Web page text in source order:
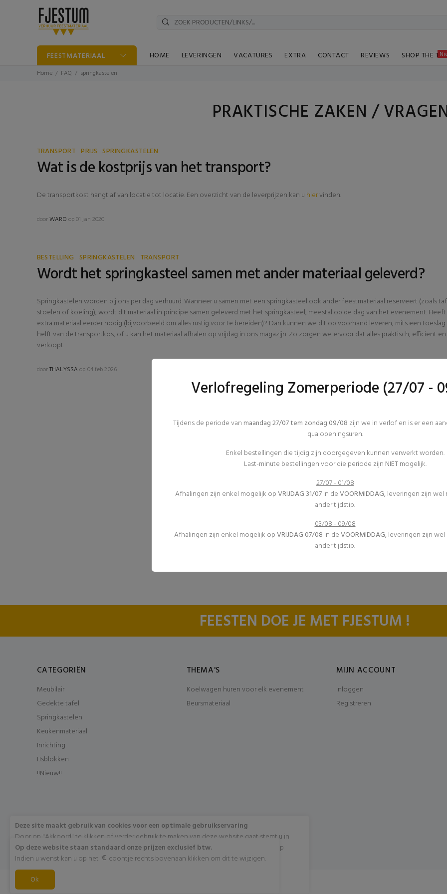
FEESTMATERIAAL HOME LEVERINGEN VACATURES EXTRA CONTACT REVIEWS SHOP THE
Home FAQ springkastelen
PRAKTISCHE ZAKEN /
TRANSPORT PRIJS SPRINGKASTELEN
Wat is de kostprijs van het transport?
De transportkost hangt af van locatie tot locatie. Een overzicht van de leverprijzen kan u hiervinden.
doorWARD op 01 jan 2020
BESTELLING SPRINGKASTELEN TRANSPORT
Wordt het springkasteel samen met ander materiaal geleverd?
Springkastelen worden bij ons per dag verhuurd. Wanneer u samen met een springkasteel ook ander feestmateriaal reserveert (zoals
stoelen of koeling), wordt dit materiaal in principe samen geleverd met het springkasteel, meestal op de dag van het evenement.
extra materiaal eerder nodig (bijvoorbeeld om alles rustig voor te bereiden)? Dan kunnen we dit op voorhand leveren, mits een toeslag
helft van de transportkos, of u kan het materiaal afhalen op vrijdag in ons magazijn. Zo zorgen we ervoor dat alles praktisch, efficiënt
verloopt.
doorTHALYSSA op 04 feb 2026
FEESTEN DOE JE MET FJESTUM !
CATEGORIËN
Meubilair
Gedekte tafel
Springkastelen
Keukenmateriaal
Inrichting
IJsblokken
!!Nieuw!!
THEMA'S
Koelwagen huren voor elk evenement
Beursmateriaal
MIJN ACCOUNT
Inloggen
Registreren
Deze site maakt gebruik van cookies voor een optimale gebruikservaring
Door op "Akkoord" te klikken of verder gebruik te maken van deze website gaat stemt u in
met het gebruik van deze cookies. Wens je meer info omtrent deze cookies? Klik dan op
"Meer info".
Akkoord
Op deze website staan standaard onze prijzen exclusief btw.
Indien u wenst kan u op het
icoontje rechts bovenaan klikken om dit te wijzigen.
Ok
Verlofregeling Zomerperiode (27/07 -
Tijdens de periode van maandag 27/07 tem zondag 09/08 zijn we in verlof en is er een
qua openingsuren.
Enkel bestellingen die tijdig zijn doorgegeven kunnen verwerkt worden.
Last-minute bestellingen voor die periode zijn NIETmogelijk.
27/07 - 01/08
Afhalingen zijn enkel mogelijk opVRIJDAG 31/07in deVOORMIDDAG, leveringen zijn
ander tijdstip.
03/08 - 09/08
Afhalingen zijn enkel mogelijk opVRIJDAG 07/08 in deVOORMIDDAG, leveringen zijn
ander tijdstip.